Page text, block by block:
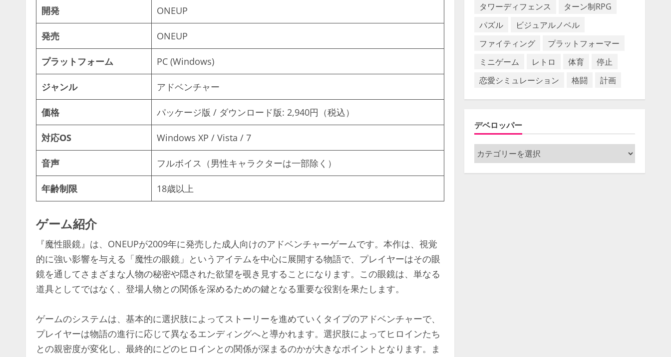
開発 ONEUP
発売 ONEUP
プラットフォーム PC (Windows)
ジャンル アドベンチャー
価格 パッケージ版 / ダウンロード版: 2,940円（税込）
対応OS Windows XP / Vista / 7
音声 フルボイス（男性キャラクターは一部除く）
年齢制限 18歳以上
ゲーム紹介
『魔性眼鏡』は、ONEUPが2009年に発売した成人向けのアドベンチャーゲームです。本作は、視覚
的に強い影響を与える「魔性の眼鏡」というアイテムを中心に展開する物語で、プレイヤーはその眼
鏡を通してさまざまな人物の秘密や隠された欲望を覗き見することになります。この眼鏡は、単なる
道具としてではなく、登場人物との関係を深めるための鍵となる重要な役割を果たします。
ゲームのシステムは、基本的に選択肢によってストーリーを進めていくタイプのアドベンチャーで、
プレイヤーは物語の進行に応じて異なるエンディングへと導かれます。選択肢によってヒロインたち
との親密度が変化し、最終的にどのヒロインとの関係が深まるのかが大きなポイントとなります。ま
タワーディフェンス
ターン制RPG
パズル
ビジュアルノベル
ファイティング
プラットフォーマー
ミニゲーム
レトロ 体育
停止
恋愛シミュレーション
格闘 計画
デベロッパー
デ
ベ